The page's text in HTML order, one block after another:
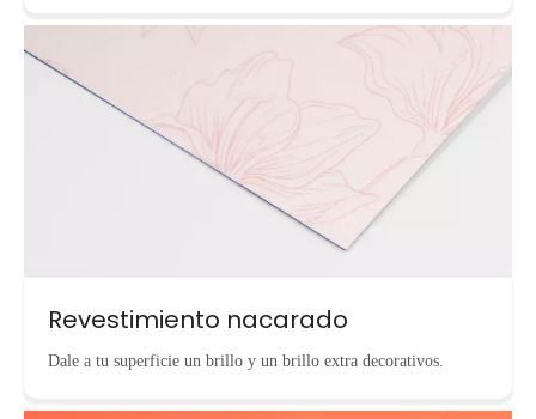
Revestimiento nacarado
Dale a tu superficie un brillo y un brillo extra decorativos.